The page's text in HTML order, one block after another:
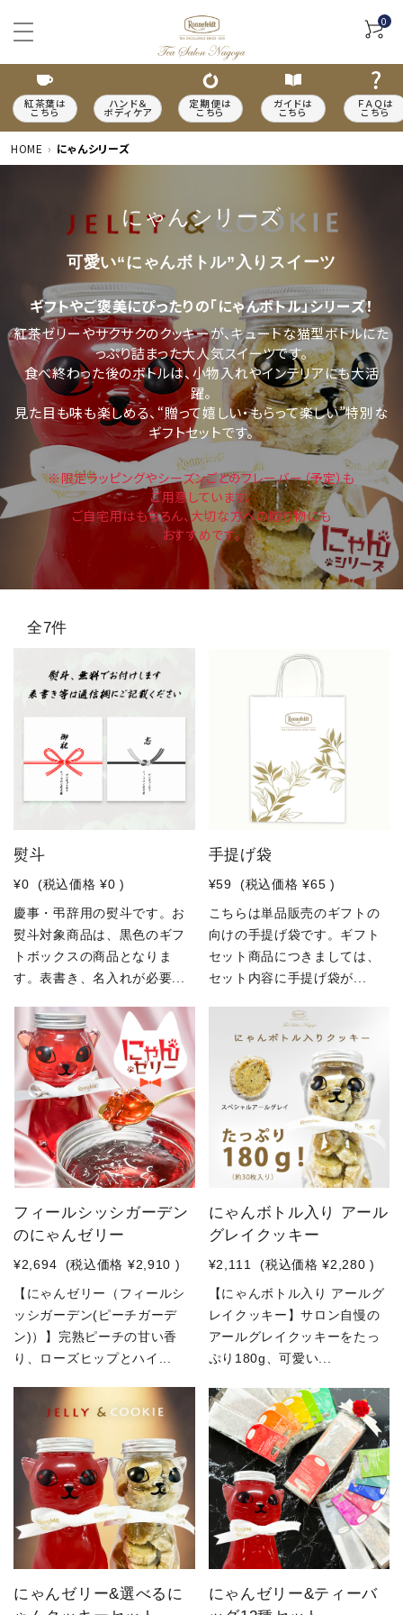
0
紅茶葉は
こちら
ハンド＆
ボディケア
定期便は
こちら
ガイドは
こちら
ＦＡＱは
こちら
ACCOUNT MENU
ログイン person 新規会員登録
カテゴリーから探す
種類から探す
スキンケア
概要
定期購入商品
ご利用ガイド
お問い合わせ
HOME にゃんシリーズ
にゃんシリーズ
可愛い“にゃんボトル”入りスイーツ
ギフトやご褒美にぴったりの「にゃんボトル」シリーズ！
紅茶ゼリーやサクサクのクッキーが、キュートな猫型ボトルにた
っぷり詰まった大人気スイーツです。
食べ終わった後のボトルは、小物入れやインテリアにも大活
躍。
見た目も味も楽しめる、“贈って嬉しい・もらって楽しい”特別な
ギフトセットです。
※限定ラッピングやシーズンごとのフレーバー（予定）も
ご用意しています。
ご自宅用はもちろん、大切な方への贈り物にも
おすすめです。
全7件
熨斗
¥0 (税込価格 ¥0 )
慶事・弔辞用の熨斗です。お
熨斗対象商品は、黒色のギフ
トボックスの商品となりま
す。表書き、名入れが必要...
手提げ袋
¥59 (税込価格 ¥65 )
こちらは単品販売のギフトの
向けの手提げ袋です。ギフト
セット商品につきましては、
セット内容に手提げ袋が...
フィールシッシガーデン
のにゃんゼリー
¥2,694 (税込価格 ¥2,910 )
【にゃんゼリー（フィールシ
ッシガーデン(ピーチガーデ
ン)）】完熟ピーチの甘い香
り、ローズヒップとハイ...
にゃんボトル入り アール
グレイクッキー
¥2,111 (税込価格 ¥2,280 )
【にゃんボトル入り アールグ
レイクッキー】サロン自慢の
アールグレイクッキーをたっ
ぷり180g、可愛い...
にゃんゼリー&選べるに
にゃんゼリー&ティーバ